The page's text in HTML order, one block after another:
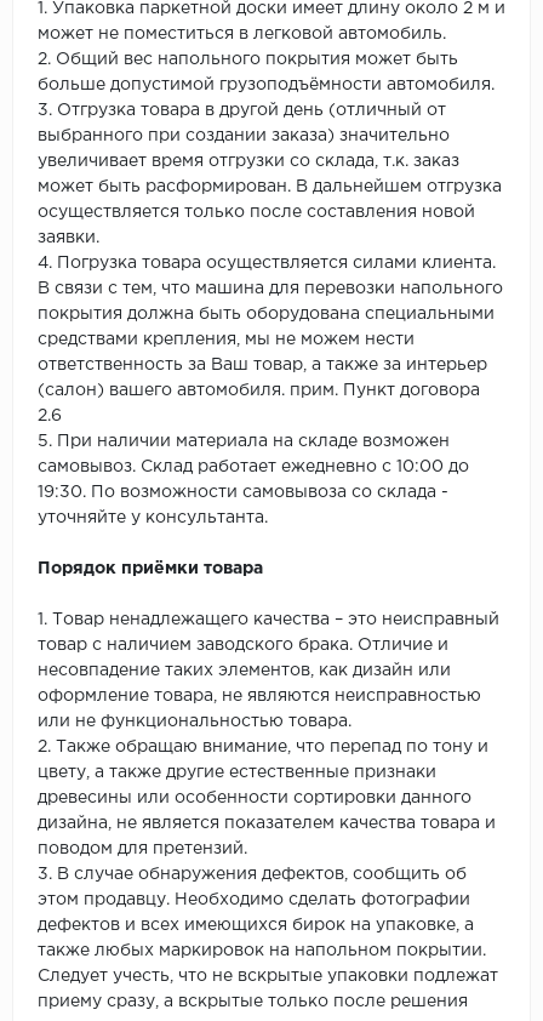
1. Упаковка паркетной доски имеет длину около 2 м и
может не поместиться в легковой автомобиль.
2. Общий вес напольного покрытия может быть
больше допустимой грузоподъёмности автомобиля.
3. Отгрузка товара в другой день (отличный от
выбранного при создании заказа) значительно
увеличивает время отгрузки со склада, т.к. заказ
может быть расформирован. В дальнейшем отгрузка
осуществляется только после составления новой
заявки.
4. Погрузка товара осуществляется силами клиента.
В связи с тем, что машина для перевозки напольного
покрытия должна быть оборудована специальными
средствами крепления, мы не можем нести
ответственность за Ваш товар, а также за интерьер
(салон) вашего автомобиля. прим. Пункт договора
2.6
5. При наличии материала на складе возможен
самовывоз. Склад работает ежедневно с 10:00 до
19:30. По возможности самовывоза со склада -
уточняйте у консультанта.
Порядок приёмки товара
1. Товар ненадлежащего качества – это неисправный
товар с наличием заводского брака. Отличие и
несовпадение таких элементов, как дизайн или
оформление товара, не являются неисправностью
или не функциональностью товара.
2. Также обращаю внимание, что перепад по тону и
цвету, а также другие естественные признаки
древесины или особенности сортировки данного
дизайна, не является показателем качества товара и
поводом для претензий.
3. В случае обнаружения дефектов, сообщить об
этом продавцу. Необходимо сделать фотографии
дефектов и всех имеющихся бирок на упаковке, а
также любых маркировок на напольном покрытии.
Следует учесть, что не вскрытые упаковки подлежат
приему сразу, а вскрытые только после решения